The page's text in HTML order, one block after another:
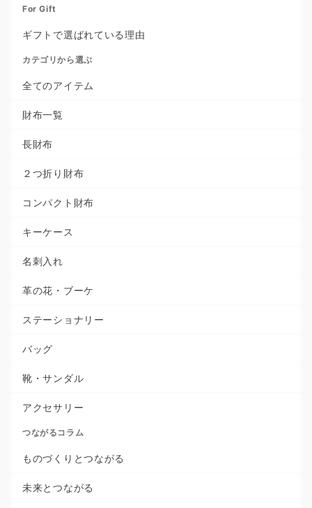
For Gift
ギフトで選ばれている理由
カテゴリから選ぶ
全てのアイテム
財布一覧
長財布
２つ折り財布
コンパクト財布
キーケース
名刺入れ
革の花・ブーケ
ステーショナリー
バッグ
靴・サンダル
アクセサリー
つながるコラム
ものづくりとつながる
未来とつながる